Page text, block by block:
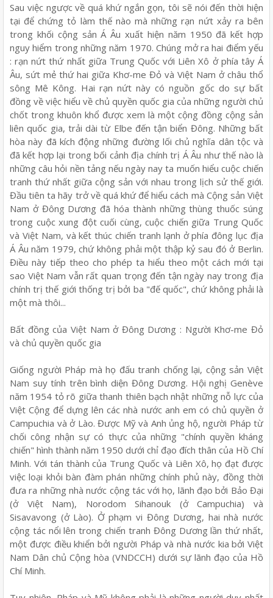
Sau việc ngược về quá khứ ngắn gọn, tôi sẽ nói đến thời hiện
tại để chứng tỏ làm thế nào mà những rạn nứt xảy ra bên
trong khối cộng sản Á Âu xuất hiện năm 1950 đã kết hợp
nguy hiểm trong những năm 1970. Chúng mở ra hai điểm yếu
: rạn nứt thứ nhất giữa Trung Quốc với Liên Xô ở phía tây Á
Âu, sứt mẻ thứ hai giữa Khơ-me Đỏ và Việt Nam ở châu thổ
sông Mê Kông. Hai rạn nứt này có nguồn gốc do sự bất
đồng về việc hiểu về chủ quyền quốc gia của những người chủ
chốt trong khuôn khổ được xem là một cộng đồng cộng sản
liên quốc gia, trải dài từ Elbe đến tận biển Đông. Những bất
hòa này đã kích động những đường lối chủ nghĩa dân tộc và
đã kết hợp lại trong bối cảnh địa chính trị Á Âu như thế nào là
những câu hỏi nền tảng nếu ngày nay ta muốn hiểu cuộc chiến
tranh thứ nhất giữa cộng sản với nhau trong lịch sử thế giới.
Đầu tiên ta hãy trở về quá khứ để hiểu cách mà Cộng sản Việt
Nam ở Đông Dương đã hóa thành những thùng thuốc súng
trong cuộc xung đột cuối cùng, cuộc chiến giữa Trung Quốc
và Việt Nam, và kết thúc chiến tranh lạnh ở phía đông lục địa
Á Âu năm 1979, chứ không phải một thập kỷ sau đó ở Berlin.
Điều này tiếp theo cho phép ta hiểu theo một cách mới tại
sao Việt Nam vẫn rất quan trọng đến tận ngày nay trong địa
chính trị thế giới thống trị bởi ba "đế quốc", chứ không phải là
một mà thôi...
Bất đồng của Việt Nam ở Đông Dương : Người Khơ-me Đỏ
và chủ quyền quốc gia
Giống người Pháp mà họ đấu tranh chống lại, cộng sản Việt
Nam suy tính trên bình diện Đông Dương. Hội nghị Genève
năm 1954 tỏ rõ giữa thanh thiên bạch nhật những nỗ lực của
Việt Cộng để dựng lên các nhà nước anh em có chủ quyền ở
Campuchia và ở Lào. Được Mỹ và Anh ủng hộ, người Pháp từ
chối công nhận sự có thực của những "chính quyền kháng
chiến" hình thành năm 1950 dưới chỉ đạo đích thân của Hồ Chí
Minh. Với tán thành của Trung Quốc và Liên Xô, họ đạt được
việc loại khỏi bàn đàm phán những chính phủ này, đồng thời
đưa ra những nhà nước cộng tác với họ, lãnh đạo bởi Bảo Đại
(ở Việt Nam), Norodom Sihanouk (ở Campuchia) và
Sisavavong (ở Lào). Ở phạm vi Đông Dương, hai nhà nước
cộng tác nổi lên trong chiến tranh Đông Dương lần thứ nhất,
một được điều khiển bởi người Pháp và nhà nước kia bởi Việt
Nam Dân chủ Cộng hòa (VNDCCH) dưới sự lãnh đạo của Hồ
Chí Minh.